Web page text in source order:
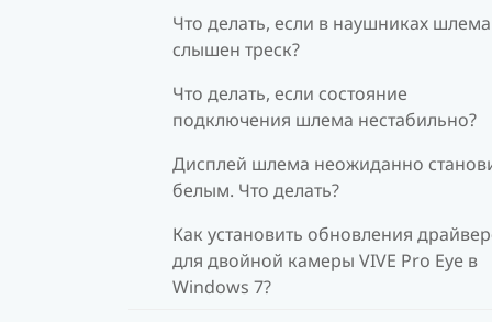
Что делать, если в наушниках шлема
слышен треск?
Что делать, если состояние
подключения шлема нестабильно?
Дисплей шлема неожиданно
белым. Что делать?
Как установить обновления
для двойной камеры VIVE Pro Eye в
Windows 7?